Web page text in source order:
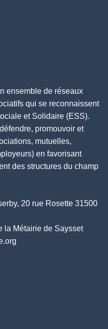
ensemble de réseaux
qui se reconnaissent
et Solidaire (ESS).
promouvoir et
mutuelles,
en favorisant
des structures du champ
20 rue Rosette 31500
la Métairie de Saysset